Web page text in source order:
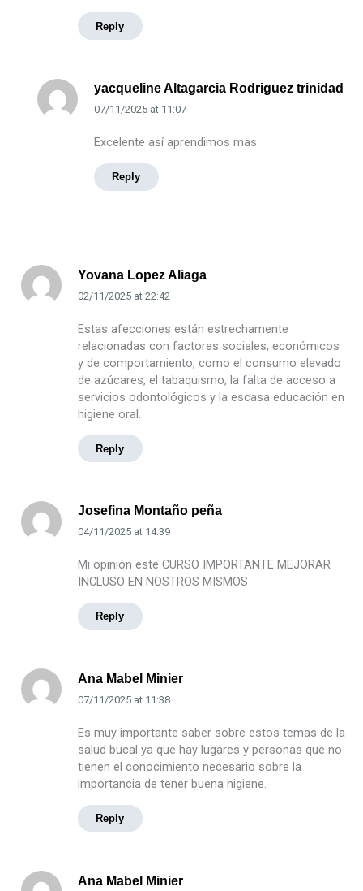
Reply
yacqueline Altagarcia Rodriguez trinidad
07/11/2025at 11:07
Excelente así aprendimos mas
Reply
Yovana Lopez Aliaga
02/11/2025at 22:42
Estas afecciones están estrechamente
relacionadas con factores sociales, económicos
y de comportamiento, como el consumo elevado
de azúcares, el tabaquismo, la falta de acceso a
servicios odontológicos y la escasa educación en
higiene oral.
Reply
Josefina Montaño peña
04/11/2025at 14:39
Mi opinión este CURSO IMPORTANTE MEJORAR
INCLUSO EN NOSTROS MISMOS
Reply
Ana Mabel Minier
07/11/2025at 11:38
Es muy importante saber sobre estos temas de la
salud bucal ya que hay lugares y personas que no
tienen el conocimiento necesario sobre la
importancia de tener buena higiene.
Reply
Ana Mabel Minier